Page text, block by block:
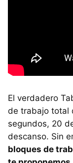
El verdadero
de trabajo total
segundos, 20
descanso. Sin
bloques de